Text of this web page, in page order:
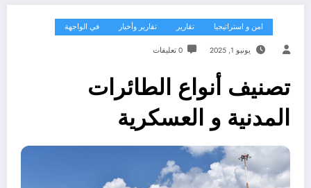
امن و استراتيجيا تقارير تقارير وأخبار في الواجهة
يونيو 1, 2025 0 تعليقات
تصنيف أنواع الطائرات
المدنية و العسكرية